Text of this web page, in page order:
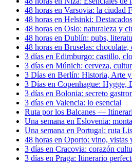
48 horas en Varsovia: la ciudad
48 horas en Helsinki:
48 horas en Oslo: naturaleza y
48 horas en Dublín: pubs,
48 horas en Bruselas:
3 días en Edimburgo: castillo,
3 días en Múnich: cerveza,
3 Días en Berlín: Historia, Arte
3 Días en Copenhague: Hygge,
3 días en Bolonia: secreto
3 días en Valencia: lo esencial
Ruta por los Balcanes —
Una semana en Eslovenia:
Una semana en Portugal: ruta
48 horas en Oporto: vino, vistas
3 días en Cracovia: corazón
3 días en Praga: Itinerario